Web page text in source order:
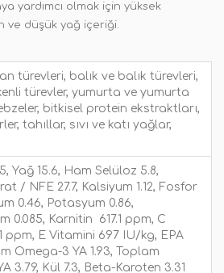
yardımcı olmak için yüksek
ve düşük yağ içeriği.
türevleri, balık ve balık türevleri,
türevler, yumurta ve yumurta
bitkisel protein ekstraktları,
tahıllar, sıvı ve katı yağlar,
Yağ 15.6, Ham Selüloz 5.8,
/ NFE 27.7, Kalsiyum 1.12, Fosfor
0.46, Potasyum 0.86,
0.085, Karnitin 617.1 ppm, C
ppm, E Vitamini 697 IU/kg, EPA
Omega-3 YA 1.93, Toplam
3.79, Kül 7.3, Beta-Karoten 3.31